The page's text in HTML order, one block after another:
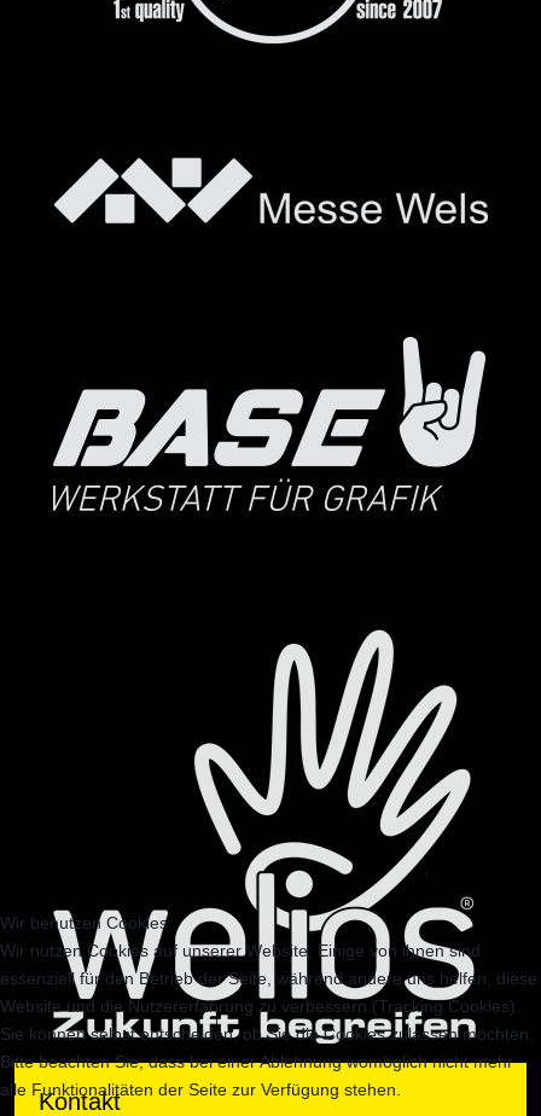
Kontakt
Wir benutzen Cookies
Wir nutzen Cookies auf unserer Website. Einige von ihnen sind
essenziell für den Betrieb der Seite, während andere uns helfen, diese
Website und die Nutzererfahrung zu verbessern (Tracking Cookies).
Sie können selbst entscheiden, ob Sie die Cookies zulassen möchten.
Bitte beachten Sie, dass bei einer Ablehnung womöglich nicht mehr
alle Funktionalitäten der Seite zur Verfügung stehen.